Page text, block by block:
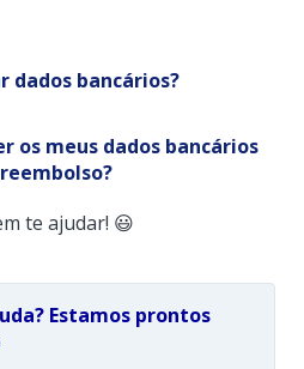
dados bancários?
os meus dados bancários
te ajudar! 😃
Estamos prontos